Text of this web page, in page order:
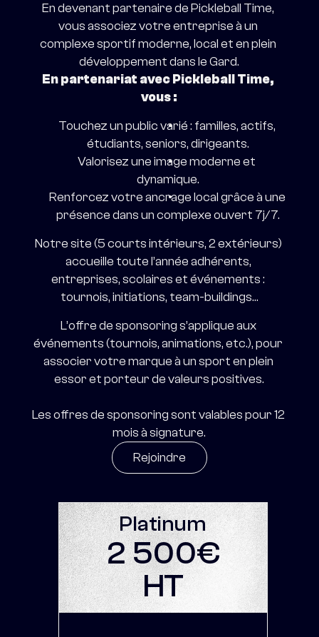
En devenant partenaire de Pickleball Time,
vous associez votre entreprise à un
complexe sportif moderne, local et en plein
développement dans le Gard.
En partenariat avec Pickleball Time,
vous :
Touchez un public varié : familles, actifs,
étudiants, seniors, dirigeants.
Valorisez une image moderne et
dynamique.
Renforcez votre ancrage local grâce à une
présence dans un complexe ouvert 7j/7.
Notre site (5 courts intérieurs, 2 extérieurs)
accueille toute l’année adhérents,
entreprises, scolaires et événements :
tournois, initiations, team-buildings…
L’offre de sponsoring s’applique aux
événements (tournois, animations, etc.), pour
associer votre marque à un sport en plein
essor et porteur de valeurs positives.
Les offres de sponsoring sont valables pour 12
mois à signature.
Rejoindre
Platinum
2 500€
HT